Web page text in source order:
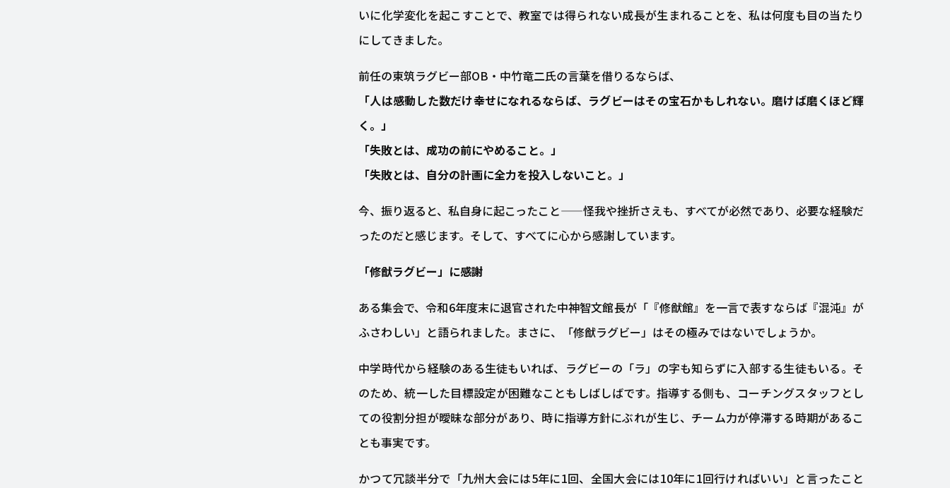
いに化学変化を起こすことで、教室では得られない成長が生まれることを、私は何度も目の当たり
にしてきました。
前任の東筑ラグビー部OB・中竹竜二氏の言葉を借りるならば、
「人は感動した数だけ幸せになれるならば、ラグビーはその宝石かもしれない。磨けば磨くほど輝
く。」
「失敗とは、成功の前にやめること。」
「失敗とは、自分の計画に全力を投入しないこと。」
今、振り返ると、私自身に起こったこと——怪我や挫折さえも、すべてが必然であり、必要な経験だ
ったのだと感じます。そして、すべてに心から感謝しています。
「修猷ラグビー」に感謝
ある集会で、令和6年度末に退官された中神智文館長が「『修猷館』を一言で表すならば『混沌』が
ふさわしい」と語られました。まさに、「修猷ラグビー」はその極みではないでしょうか。
中学時代から経験のある生徒もいれば、ラグビーの「ラ」の字も知らずに入部する生徒もいる。そ
のため、統一した目標設定が困難なこともしばしばです。指導する側も、コーチングスタッフとし
ての役割分担が曖昧な部分があり、時に指導方針にぶれが生じ、チーム力が停滞する時期があるこ
とも事実です。
かつて冗談半分で「九州大会には5年に1回、全国大会には10年に1回行ければいい」と言ったこと